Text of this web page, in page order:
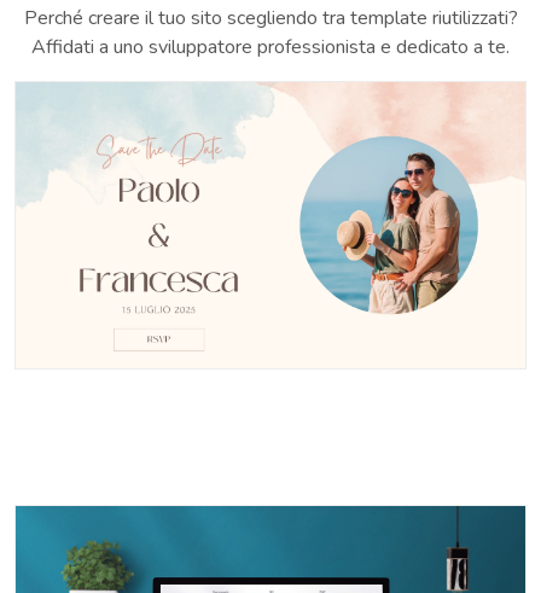
Perché creare il tuo sito scegliendo tra template riutilizzati?
Affidati a uno sviluppatore professionista e dedicato a te.